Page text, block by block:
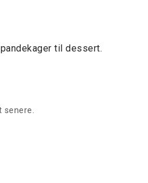
til dessert.
senere.